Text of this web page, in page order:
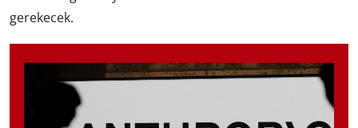
gerekecek.